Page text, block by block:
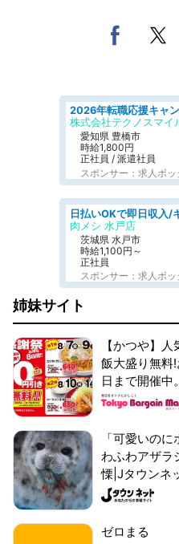
株式会社テクノスマイ
愛知県 豊橋市
時給1,800円
正社員 / 派遣社員
スポンサー：求人ボッ
肉メシ 水戸店
茨城県 水戸市
時給1,100円～
正社員
スポンサー：求人ボッ
姉妹サイト
【かつや】
飯大盛り無料
日まで開催中。
「可愛いの
わふわアザラ
慄|Jタウンネ
ゼロまる